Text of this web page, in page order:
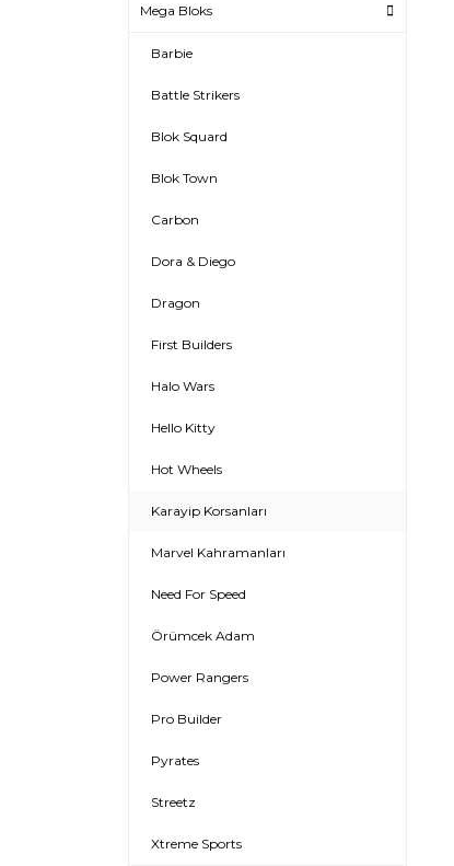
Mega Bloks
Barbie
Battle Strikers
Blok Squard
Blok Town
Carbon
Dora & Diego
Dragon
First Builders
Halo Wars
Hello Kitty
Hot Wheels
Karayip Korsanları
Marvel Kahramanları
Need For Speed
Örümcek Adam
Power Rangers
Pro Builder
Pyrates
Streetz
Xtreme Sports